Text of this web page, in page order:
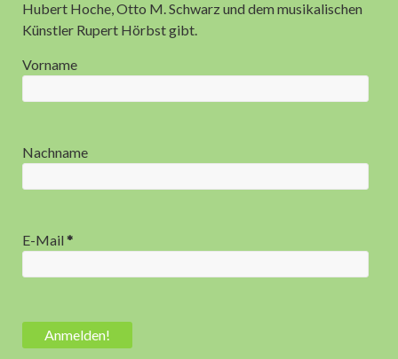
Hubert Hoche, Otto M. Schwarz und dem musikalischen
Künstler Rupert Hörbst gibt.
Vorname
Nachname
E-Mail*